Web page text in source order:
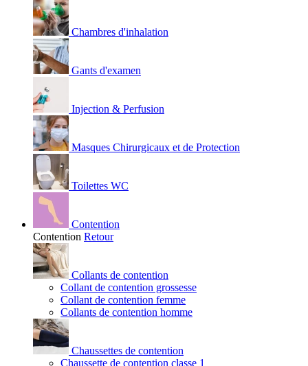
Chambres d'inhalation
Gants d'examen
Injection & Perfusion
Masques Chirurgicaux et de Protection
Toilettes WC
Contention
Contention Retour
Collants de contention
Collant de contention grossesse
Collant de contention femme
Collants de contention homme
Chaussettes de contention
Chaussette de contention classe 1